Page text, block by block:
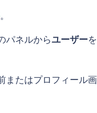
。
パネルからユーザー
またはプロフィール